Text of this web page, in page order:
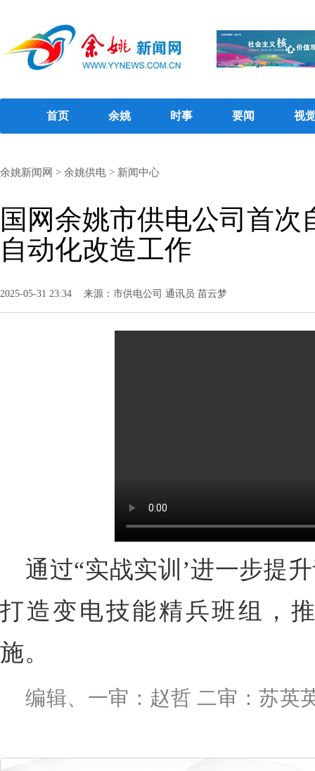
首页 余姚 时事 要闻 视
余姚新闻网 > 余姚供电 > 新闻中心
国网余姚市供电公司首次
自动化改造工作
2025-05-31 23:34 来源：市供电公司 通讯员 苗云梦
通过“实战实训’进一步提
打造变电技能精兵班组，
施。
编辑、一审：赵哲 二审：苏英